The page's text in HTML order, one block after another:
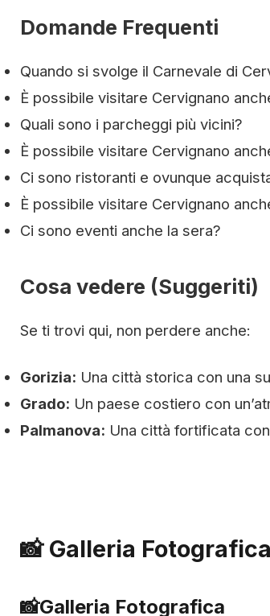
Domande Frequenti
Quando si svolge il Carnevale di
È possibile visitare Cervignano
Quali sono i parcheggi più vicini?
È possibile visitare Cervignano
Ci sono ristoranti e ovunque
È possibile visitare Cervignano
Ci sono eventi anche la sera?
Cosa vedere (Suggeriti)
Se ti trovi qui, non perdere anche:
Gorizia: Una città storica con una
Grado: Un paese costiero con
Palmanova: Una città fortificata
📸 Galleria Fotografica
📸Galleria Fotografica